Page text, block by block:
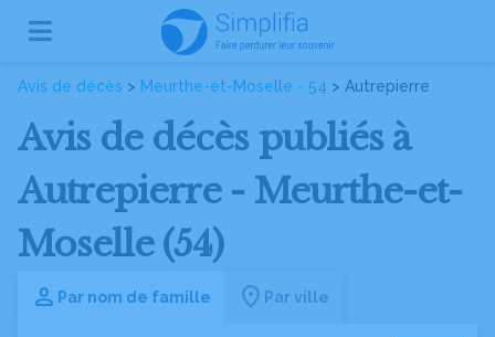
Avis de décès > Meurthe-et-Moselle - 54 > Autrepierre
Avis de décès publiés à
Autrepierre - Meurthe-et-
Moselle (54)
Par nom de famille Par ville